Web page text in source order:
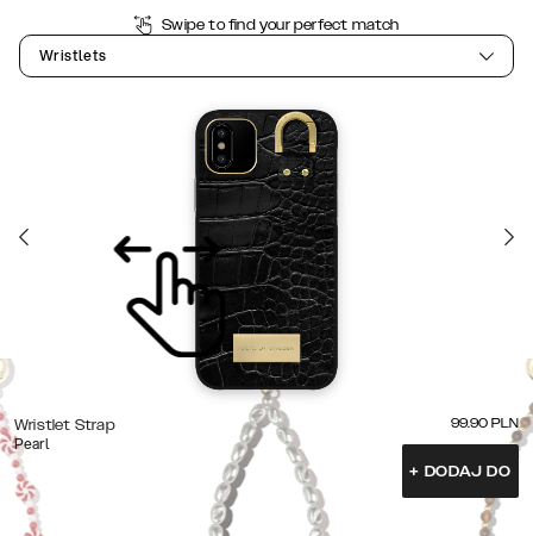
Swipe to find your perfect match
Wristlets
Wristlet Strap
Pearl
99.90 PLN
+ DODAJ DO